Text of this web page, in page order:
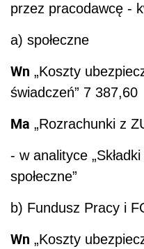
przez pracodawcę -
a) społeczne
Wn „Koszty
świadczeń” 7 387,60
Ma „Rozrachunki z
- w analityce
społeczne”
b) Fundusz Pracy i
Wn „Koszty